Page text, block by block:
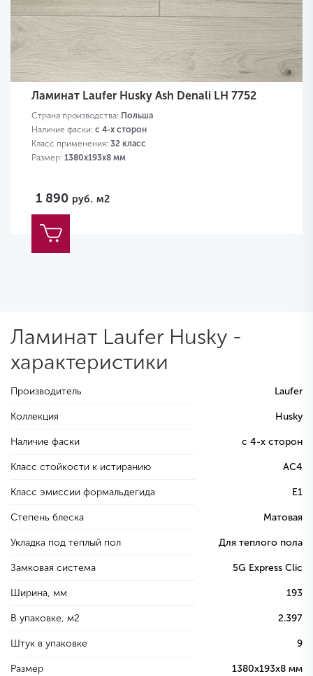
Ламинат Laufer Husky Ash Denali LH 7752
Страна производства: Польша
Наличие фаски: с 4-х сторон
Класс применения: 32 класс
Размер: 1380х193х8 мм
1 890 руб. м2
Ламинат Laufer Husky -
характеристики
Производитель Laufer
Коллекция Husky
Наличие фаски с 4-х сторон
Класс стойкости к истиранию AC4
Класс эмиссии формальдегида E1
Степень блеска Матовая
Укладка под теплый пол Для теплого пола
Замковая система 5G Express Clic
Ширина, мм 193
В упаковке, м2 2.397
Штук в упаковке 9
Размер 1380х193х8 мм